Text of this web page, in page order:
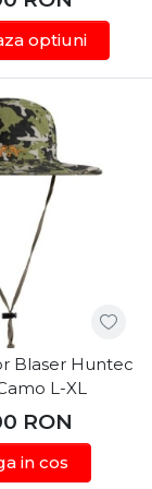
de frig
și pentru a
Printre
optimă a
soarelui.
a menține
optiuni
Blaser Huntec
L-XL
RON
in cos